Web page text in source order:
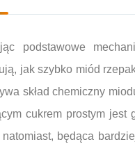
podstawowe
jak szybko miód
skład chemiczny
cukrem prostym jest
natomiast, będąca